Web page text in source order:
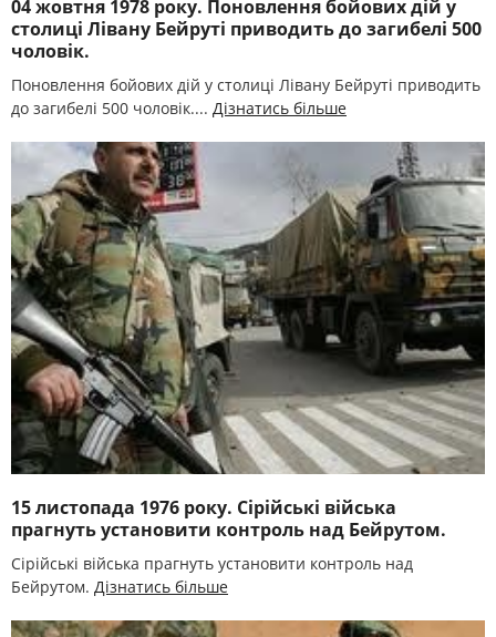
04 жовтня 1978 року. Поновлення бойових дій у
столиці Лівану Бейруті приводить до загибелі 500
чоловік.
Поновлення бойових дій у столиці Лівану Бейруті приводить
до загибелі 500 чоловік.... Дізнатись більше
15 листопада 1976 року. Сірійські війська
прагнуть установити контроль над Бейрутом.
Сірійські війська прагнуть установити контроль над
Бейрутом. Дізнатись більше